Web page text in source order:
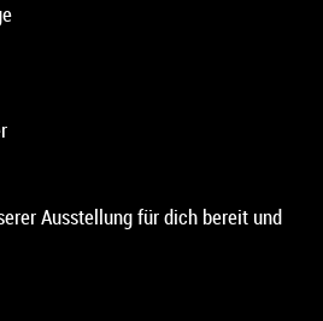
Ausstellung für dich bereit und